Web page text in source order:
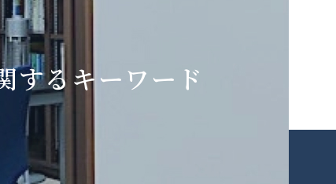
するキーワード